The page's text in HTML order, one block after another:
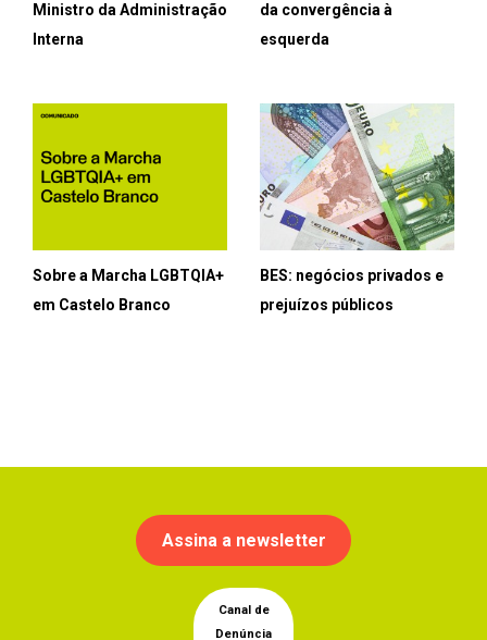
Ministro da Administração
Interna
da convergência à
esquerda
Sobre a Marcha LGBTQIA+
em Castelo Branco
BES: negócios privados e
prejuízos públicos
Assina a newsletter
Canal de
Denúncia